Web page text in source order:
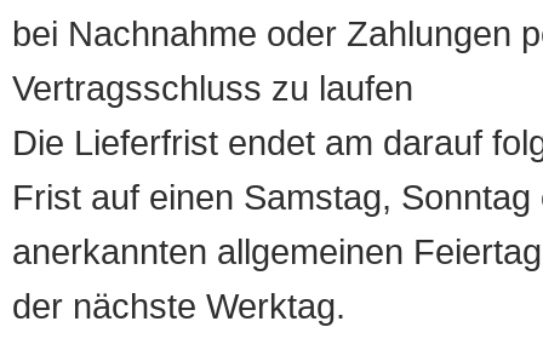
bei Nachnahme oder Zahlungen
Vertragsschluss zu laufen
Die Lieferfrist endet am darauf
Frist auf einen Samstag,
anerkannten allgemeinen
der nächste Werktag.